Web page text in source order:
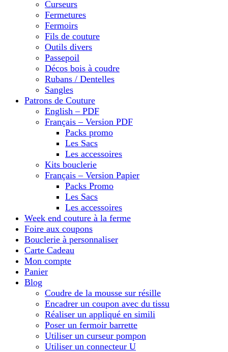
Curseurs
Fermetures
Fermoirs
Fils de couture
Outils divers
Passepoil
Décos bois à coudre
Rubans / Dentelles
Sangles
Patrons de Couture
English – PDF
Français – Version PDF
Packs promo
Les Sacs
Les accessoires
Kits bouclerie
Français – Version Papier
Packs Promo
Les Sacs
Les accessoires
Week end couture à la ferme
Foire aux coupons
Bouclerie à personnaliser
Carte Cadeau
Mon compte
Panier
Blog
Coudre de la mousse sur résille
Encadrer un coupon avec du tissu
Réaliser un appliqué en simili
Poser un fermoir barrette
Utiliser un curseur pompon
Utiliser un connecteur U